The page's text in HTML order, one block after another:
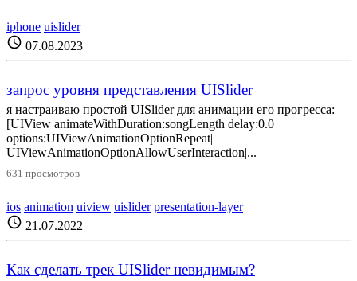
iphone uislider
schedule 07.08.2023
запрос уровня представления UISlider
я настраиваю простой UISlider для анимации его прогресса:
[UIView animateWithDuration:songLength delay:0.0
options:UIViewAnimationOptionRepeat|
UIViewAnimationOptionAllowUserInteraction|...
631 просмотров
ios animation uiview uislider presentation-layer
schedule 21.07.2022
Как сделать трек UISlider невидимым?